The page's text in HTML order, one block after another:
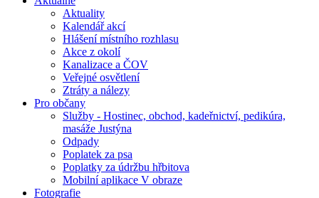
Aktuality
Kalendář akcí
Hlášení místního rozhlasu
Akce z okolí
Kanalizace a ČOV
Veřejné osvětlení
Ztráty a nálezy
Pro občany
Služby - Hostinec, obchod, kadeřnictví, pedikúra,
masáže Justýna
Odpady
Poplatek za psa
Poplatky za údržbu hřbitova
Mobilní aplikace V obraze
Fotografie